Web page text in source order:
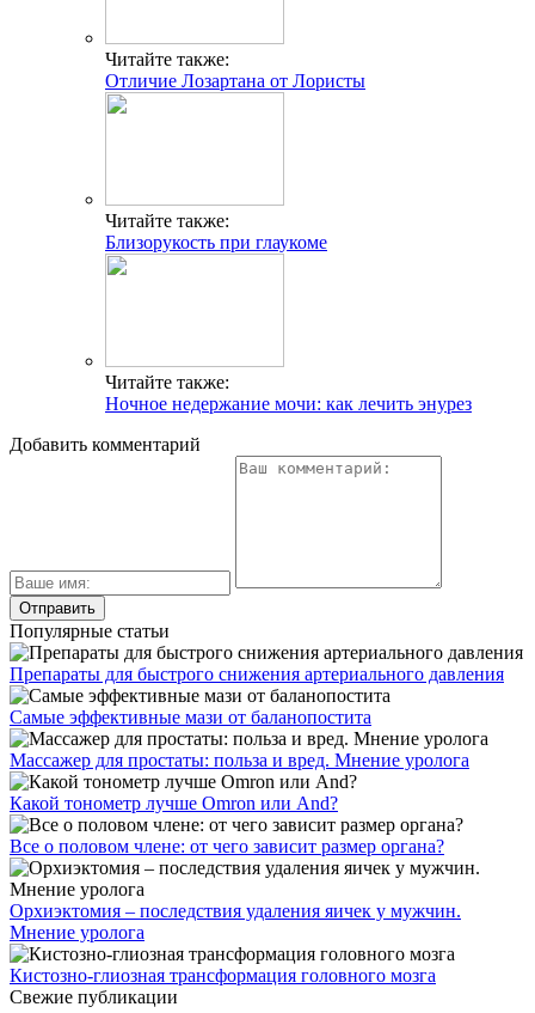
Читайте также:
Отличие Лозартана от Лористы
Читайте также:
Близорукость при глаукоме
Читайте также:
Ночное недержание мочи: как лечить энурез
Добавить комментарий
Популярные статьи
Препараты для быстрого снижения артериального давления
Самые эффективные мази от баланопостита
Массажер для простаты: польза и вред. Мнение уролога
Какой тонометр лучше Omron или And?
Все о половом члене: от чего зависит размер органа?
Орхиэктомия – последствия удаления яичек у мужчин.
Мнение уролога
Кистозно-глиозная трансформация головного мозга
Свежие публикации